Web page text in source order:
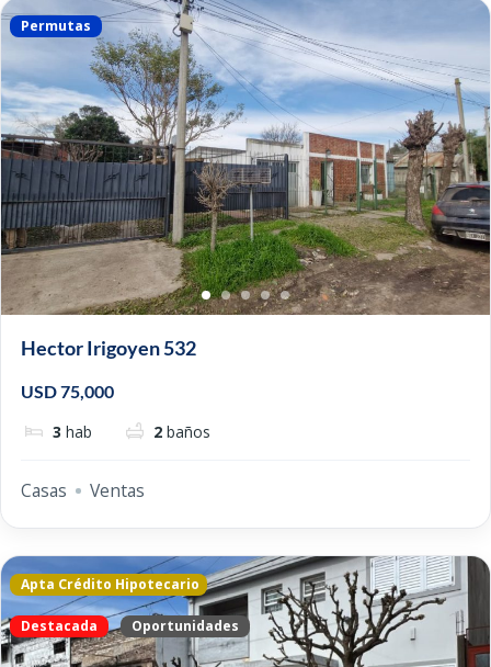
Permutas
Hector Irigoyen 532
USD 75,000
3 hab 2 baños
Casas Ventas
Apta Crédito Hipotecario
Destacada Oportunidades